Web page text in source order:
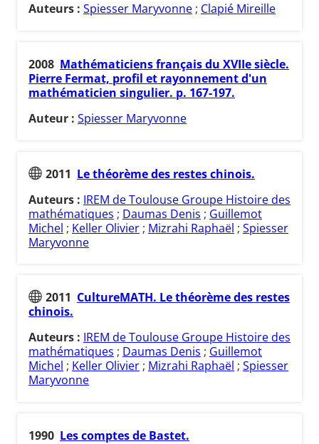
Auteurs : Spiesser Maryvonne ; Clapié Mireille
2008 Mathématiciens français du XVIIe siècle.
Pierre Fermat, profil et rayonnement d'un
mathématicien singulier. p. 167-197.
Auteur : Spiesser Maryvonne
2011 Le théorème des restes chinois.
Auteurs : IREM de Toulouse Groupe Histoire des
mathématiques ; Daumas Denis ; Guillemot
Michel ; Keller Olivier ; Mizrahi Raphaël ; Spiesser
Maryvonne
2011 CultureMATH. Le théorème des restes
chinois.
Auteurs : IREM de Toulouse Groupe Histoire des
mathématiques ; Daumas Denis ; Guillemot
Michel ; Keller Olivier ; Mizrahi Raphaël ; Spiesser
Maryvonne
1990 Les comptes de Bastet.